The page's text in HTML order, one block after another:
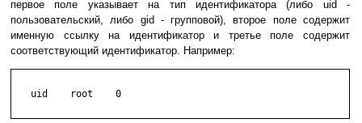
первое поле указывает на тип идентификатора (либо uid -
пользовательский, либо gid - групповой), второе поле содержит
именную ссылку на идентификатор и третье поле содержит
соответствующий идентификатор. Например:
   uid    root    0